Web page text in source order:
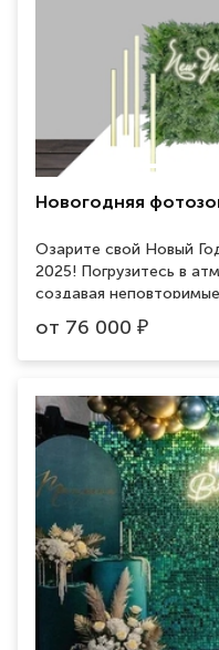
Новогодняя
Озарите свой Новый
2025! Погрузитесь в
создавая
друзьями. Украсьте
яркими фотографиями,
светлые и радостные
незабываемым!
от 76 000 ₽